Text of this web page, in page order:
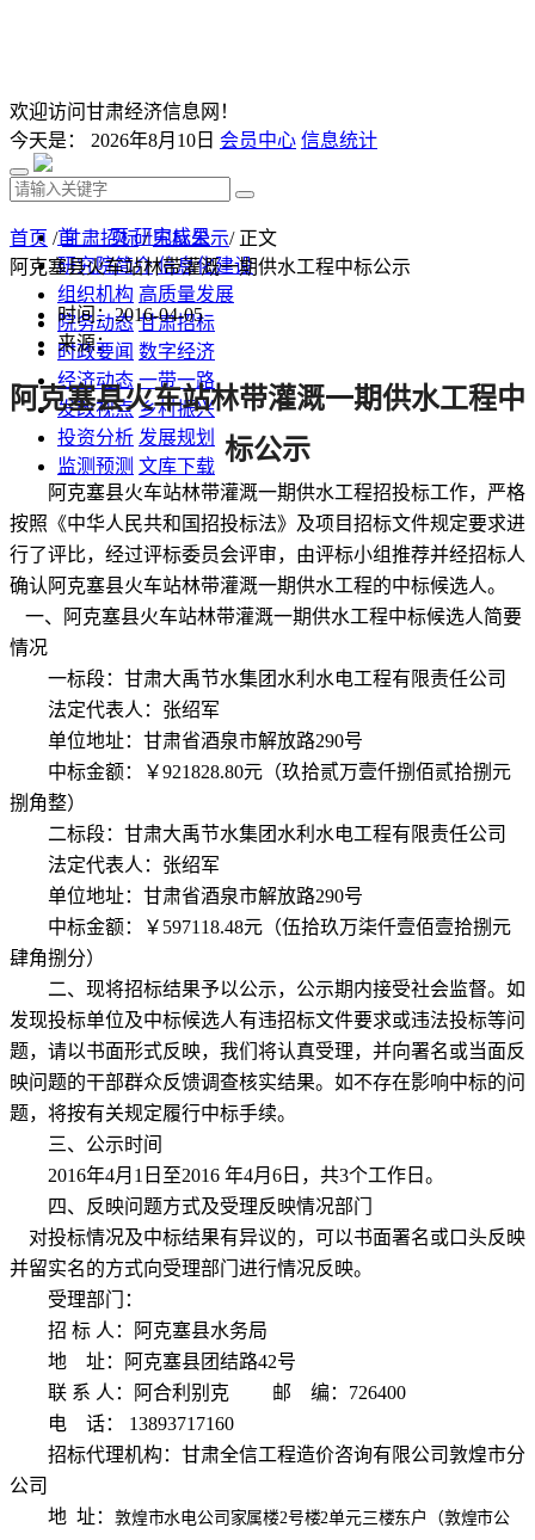
欢迎访问甘肃经济信息网！
今天是： 2026年8月10日 会员中心 信息统计
首 页 研究成果
研究院简介 信息化建设
组织机构 高质量发展
院务动态 甘肃招标
时政要闻 数字经济
经济动态 一带一路
发改视点 乡村振兴
投资分析 发展规划
监测预测 文库下载
首页 /甘肃招标/中标公示/ 正文
阿克塞县火车站林带灌溉一期供水工程中标公示
时间：2016-04-05
来源：
阿克塞县火车站林带灌溉一期供水工程中
标公示
阿克塞县火车站林带灌溉一期供水工程招投标工作，严格
按照《中华人民共和国招投标法》及项目招标文件规定要求进
行了评比，经过评标委员会评审，由评标小组推荐并经招标人
确认阿克塞县火车站林带灌溉一期供水工程的中标候选人。
一、阿克塞县火车站林带灌溉一期供水工程中标候选人简要
情况
一标段：甘肃大禹节水集团水利水电工程有限责任公司
法定代表人： 张绍军
单位地址： 甘肃省酒泉市解放路290号
中标金额：￥921828.80元（玖拾贰万壹仟捌佰贰拾捌元
捌角整）
二标段：甘肃大禹节水集团水利水电工程有限责任公司
法定代表人： 张绍军
单位地址： 甘肃省酒泉市解放路290号
中标金额：￥ 597118.48元（伍拾玖万柒仟壹佰壹拾捌元
肆角捌分）
二、现将招标结果予以公示，公示期内接受社会监督。如
发现投标单位及中标候选人有违招标文件要求或违法投标等问
题，请以书面形式反映，我们将认真受理，并向署名或当面反
映问题的干部群众反馈调查核实结果。如不存在影响中标的问
题，将按有关规定履行中标手续。
三、公示时间
2016年4月 1 日至2016 年4月 6 日， 共3个工作日。
四、反映问题方式及受理反映情况部门
对投标情况及中标结果有异议的，可以书面署名或口头反映
并留实名的方式向受理部门进行情况反映。
受理部门：
招 标 人：阿克塞县水务局
地 址：阿克塞县团结路42号
联 系 人：阿合利别克 邮 编：726400
电 话： 13893717160
招标代理机构：甘肃全信工程造价咨询有限公司敦煌市分
公司
地 址： 敦煌市水电公司家属楼2号楼2单元三楼东户（敦煌市公